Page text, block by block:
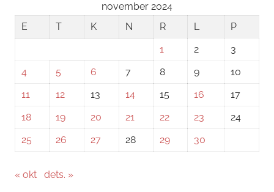
november 2024
E
T K N R L
P
1
2
3
4
5 6 7 8 9
10
11
12 13 14 15 16
17
18
19 20 21 22 23
24
25
26 27 28 29 30
« okt dets. »